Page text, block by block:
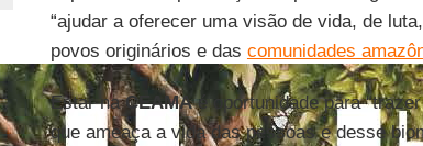
“ajudar a oferecer uma visão de vida, de
povos originários e das comunidades
Estar naCEAMAé oportunidade para
que ameaça a vida das pessoas e desse